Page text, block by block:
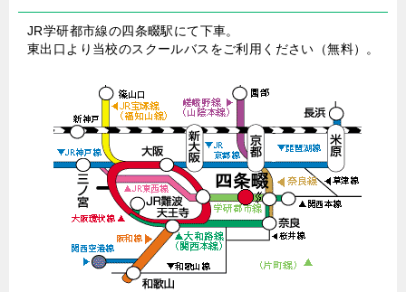
JR学研都市線の四条畷駅にて下車。
東出口より当校のスクールバスをご利用ください（無料）。